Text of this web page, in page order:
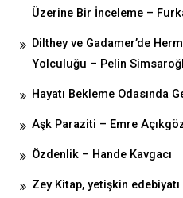
Üzerine Bir İnceleme –
Dilthey ve Gadamer’de
Yolculuğu – Pelin
Hayatı Bekleme Odasında
Aşk Paraziti – Emre
Özdenlik – Hande Kavgacı
Zey Kitap, yetişkin